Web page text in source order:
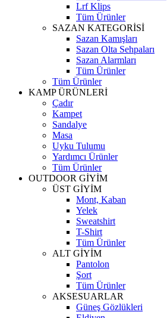
Lrf Klips
Tüm Ürünler
SAZAN KATEGORİSİ
Sazan Kamışları
Sazan Olta Sehpaları
Sazan Alarmları
Tüm Ürünler
Tüm Ürünler
KAMP ÜRÜNLERİ
Çadır
Kampet
Sandalye
Masa
Uyku Tulumu
Yardımcı Ürünler
Tüm Ürünler
OUTDOOR GİYİM
ÜST GİYİM
Mont, Kaban
Yelek
Sweatshirt
T-Shirt
Tüm Ürünler
ALT GİYİM
Pantolon
Şort
Tüm Ürünler
AKSESUARLAR
Güneş Gözlükleri